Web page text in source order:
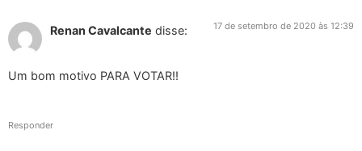
Renan Cavalcante disse: 17 de setembro de 2020 às 12:39
Um bom motivo PARA VOTAR!!
Responder